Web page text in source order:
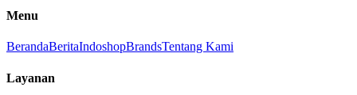
Menu
BerandaBeritaIndoshopBrandsTentang Kami
Layanan